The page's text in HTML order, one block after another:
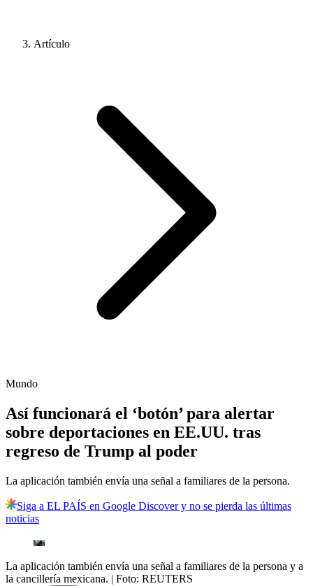
Artículo
Mundo
Así funcionará el ‘botón’ para alertar
sobre deportaciones en EE.UU. tras
regreso de Trump al poder
La aplicación también envía una señal a familiares de la persona.
Siga a EL PAÍS en Google Discover y no se pierda las últimas
noticias
La aplicación también envía una señal a familiares de la persona y a
la cancillería mexicana. | Foto: REUTERS